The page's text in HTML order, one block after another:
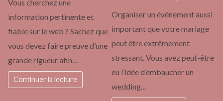
Vous cherchez une
information pertinente et
fiable sur le web ? Sachez que
vous devez faire preuve d’une
grande rigueur afin…
Continuer la lecture
Organiser un événement aussi
important que votre mariage
peut être extrêmement
stressant. Vous avez peut-être
eu l’idée d’embaucher un
wedding…